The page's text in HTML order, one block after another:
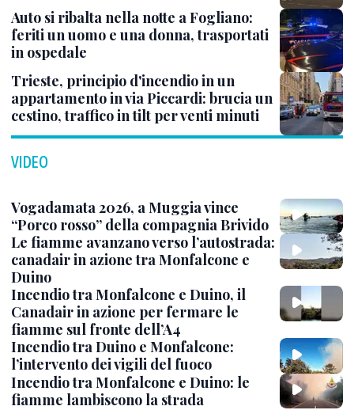
Auto si ribalta nella notte a Fogliano:
feriti un uomo e una donna, trasportati
in ospedale
Trieste, principio d'incendio in un
appartamento in via Piccardi: brucia un
cestino, traffico in tilt per venti minuti
VIDEO
Vogadamata 2026, a Muggia vince
“Porco rosso” della compagnia Brivido
Le fiamme avanzano verso l’autostrada:
canadair in azione tra Monfalcone e
Duino
Incendio tra Monfalcone e Duino, il
Canadair in azione per fermare le
fiamme sul fronte dell’A4
Incendio tra Duino e Monfalcone:
l’intervento dei vigili del fuoco
Incendio tra Monfalcone e Duino: le
fiamme lambiscono la strada